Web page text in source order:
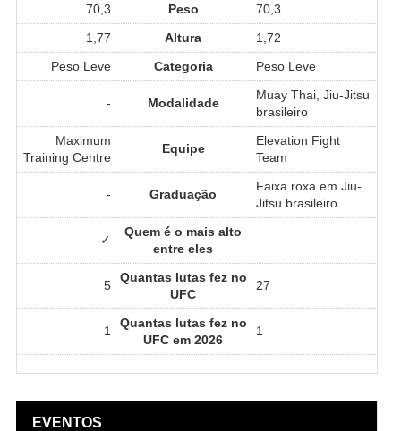
70,3
Peso
70,3
1,77
Altura
1,72
Peso Leve
Categoria Peso Leve
- Modalidade
Muay Thai, Jiu-Jitsu
brasileiro
Maximum
Training Centre
Equipe
Elevation Fight
Team
- Graduação
Faixa roxa em Jiu-
Jitsu brasileiro
✓
Quem é o mais alto
entre eles
5
Quantas lutas fez no
UFC
27
1
Quantas lutas fez no
UFC em 2026
1
EVENTOS